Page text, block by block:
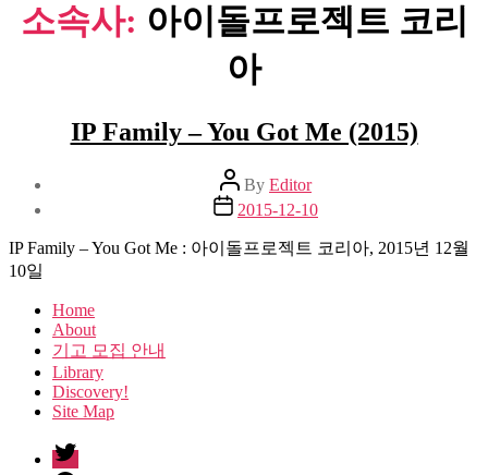
소속사: 아이돌프로젝트 코리
아
IP Family – You Got Me (2015)
Post
author
By Editor
Post
date
2015-12-10
IP Family – You Got Me : 아이돌프로젝트 코리아, 2015년 12월
10일
Home
About
기고 모집 안내
Library
Discovery!
Site Map
twitter